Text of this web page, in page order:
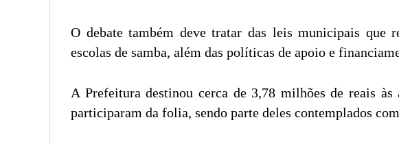
O debate também deve tratar das leis municipais que
escolas de samba, além das políticas de apoio e
A Prefeitura destinou cerca de 3,78 milhões de reais às
participaram da folia, sendo parte deles contemplados